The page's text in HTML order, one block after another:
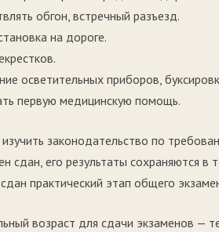
обгон, встречный разъезд.
на дороге.
осветительных приборов,
первую медицинскую помощь.
законодательство по
сдан, его результаты сохраняются
практический этап общего
возраст для сдачи экзаменов —